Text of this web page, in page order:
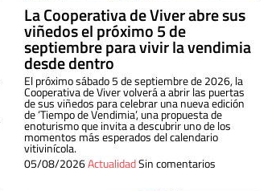
La Cooperativa de Viver abre sus
viñedos el próximo 5 de
septiembre para vivir la vendimia
desde dentro
El próximo sábado 5 de septiembre de 2026, la
Cooperativa de Viver volverá a abrir las puertas
de sus viñedos para celebrar una nueva edición
de ‘Tiempo de Vendimia’, una propuesta de
enoturismo que invita a descubrir uno de los
momentos más esperados del calendario
vitivinícola.
05/08/2026ActualidadSin comentarios